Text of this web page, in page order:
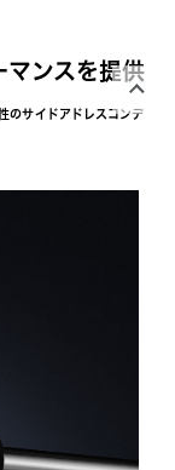
ンスを提供
のサイドアドレスコンデ